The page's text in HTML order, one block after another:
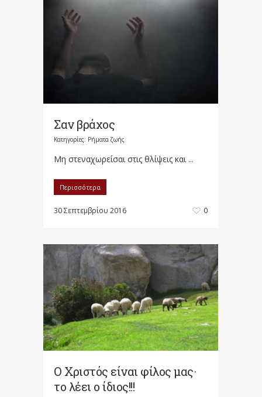
Σαν βράχος
Κατηγορίες: Ρήματα ζωής
Μη στεναχωρείσαι στις θλίψεις και ...
Περισσότερα
30 Σεπτεμβρίου 2016 0
Ο Χριστός είναι φίλος μας·
το λέει ο ίδιος!!!